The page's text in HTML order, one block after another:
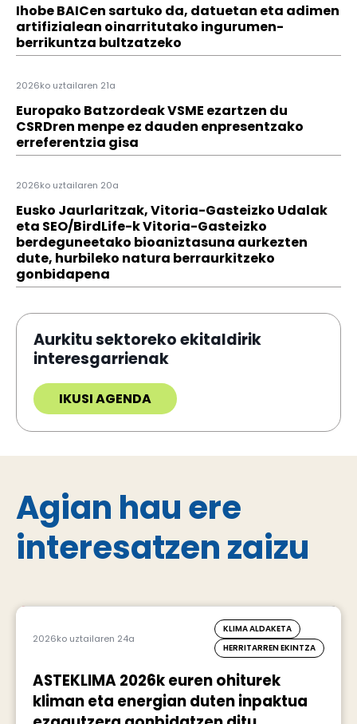
Ihobe BAICen sartuko da, datuetan eta adimen
artifizialean oinarritutako ingurumen-
berrikuntza bultzatzeko
2026ko uztailaren 21a
Europako Batzordeak VSME ezartzen du
CSRDren menpe ez dauden enpresentzako
erreferentzia gisa
2026ko uztailaren 20a
Eusko Jaurlaritzak, Vitoria-Gasteizko Udalak
eta SEO/BirdLife-k Vitoria-Gasteizko
berdeguneetako bioaniztasuna aurkezten
dute, hurbileko natura berraurkitzeko
gonbidapena
Aurkitu sektoreko ekitaldirik
interesgarrienak
IKUSI AGENDA
Agian hau ere
interesatzen zaizu
2026ko uztailaren 24a
KLIMA ALDAKETA
HERRITARREN EKINTZA
ASTEKLIMA 2026k euren ohiturek
kliman eta energian duten inpaktua